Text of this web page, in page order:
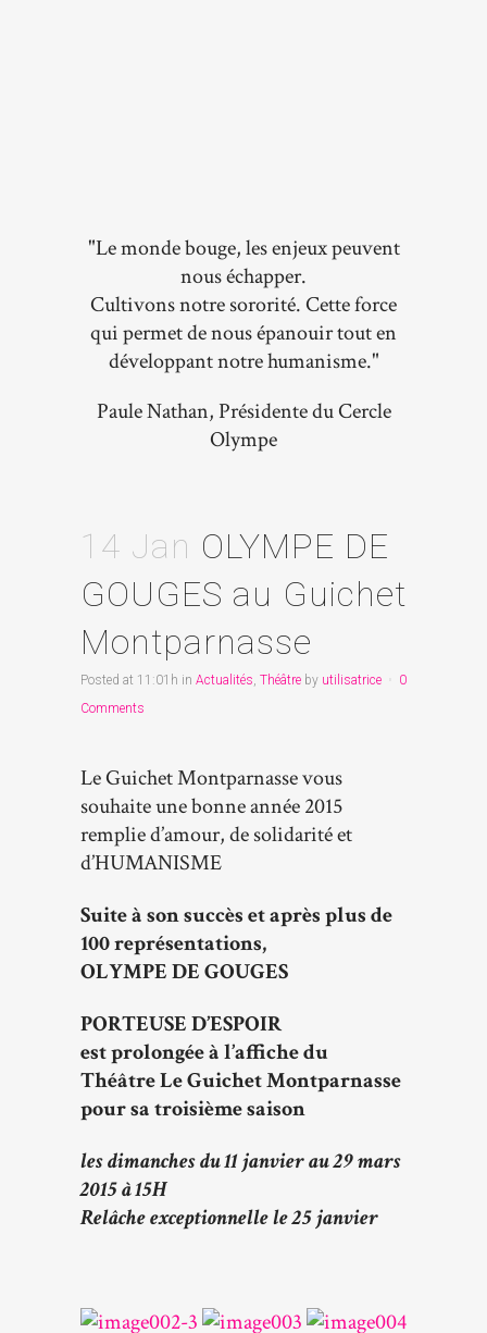
"Le monde bouge, les enjeux peuvent
nous échapper.
Cultivons notre sororité. Cette force
qui permet de nous épanouir tout en
développant notre humanisme."
Paule Nathan, Présidente du Cercle
Olympe
14 Jan OLYMPE DE
GOUGES au Guichet
Montparnasse
Posted at 11:01h in Actualités, Théâtre by utilisatrice
0
Comments
Le Guichet Montparnasse vous
souhaite une bonne année 2015
remplie d’amour, de solidarité et
d’HUMANISME
Suite à son succès et après plus de
100 représentations,
OLYMPE DE GOUGES
PORTEUSED’ESPOIR
est prolongée à l’affiche du
Théâtre Le Guichet Montparnasse
pour sa troisième saison
les dimanches du 11 janvier au 29 mars
2015 à 15H
Relâche exceptionnelle le 25 janvier